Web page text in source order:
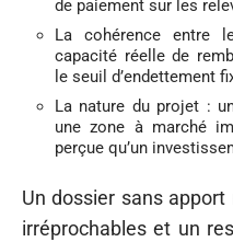
de paiement sur les
La cohérence entre
capacité réelle de
le seuil d’endettement
La nature du projet :
une zone à marché
perçue qu’un
Un dossier sans
irréprochables et un